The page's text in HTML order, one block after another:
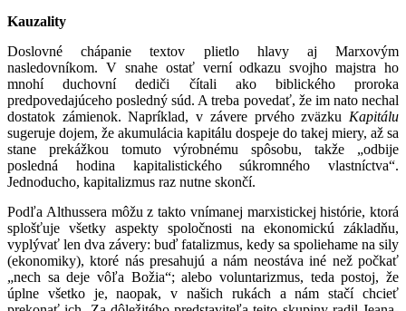
Kauzality
Doslovné chápanie textov plietlo hlavy aj Marxovým
nasledovníkom. V snahe ostať verní odkazu svojho majstra ho
mnohí duchovní dediči čítali ako biblického proroka
predpovedajúceho posledný súd. A treba povedať, že im nato nechal
dostatok zámienok. Napríklad, v závere prvého zväzku Kapitálu
sugeruje dojem, že akumulácia kapitálu dospeje do takej miery, až sa
stane prekážkou tomuto výrobnému spôsobu, takže „odbije
posledná hodina kapitalistického súkromného vlastníctva“.
Jednoducho, kapitalizmus raz nutne skončí.
Podľa Althussera môžu z takto vnímanej marxistickej histórie, ktorá
splošťuje všetky aspekty spoločnosti na ekonomickú základňu,
vyplývať len dva závery: buď fatalizmus, kedy sa spoliehame na sily
(ekonomiky), ktoré nás presahujú a nám neostáva iné než počkať
„nech sa deje vôľa Božia“; alebo voluntarizmus, teda postoj, že
úplne všetko je, naopak, v našich rukách a nám stačí chcieť